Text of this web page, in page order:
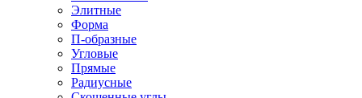
Элитные
Форма
П-образные
Угловые
Прямые
Радиусные